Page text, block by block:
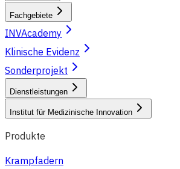
Fachgebiete
INVAcademy
Klinische Evidenz
Sonderprojekt
Dienstleistungen
Institut für Medizinische Innovation
Produkte
Krampfadern